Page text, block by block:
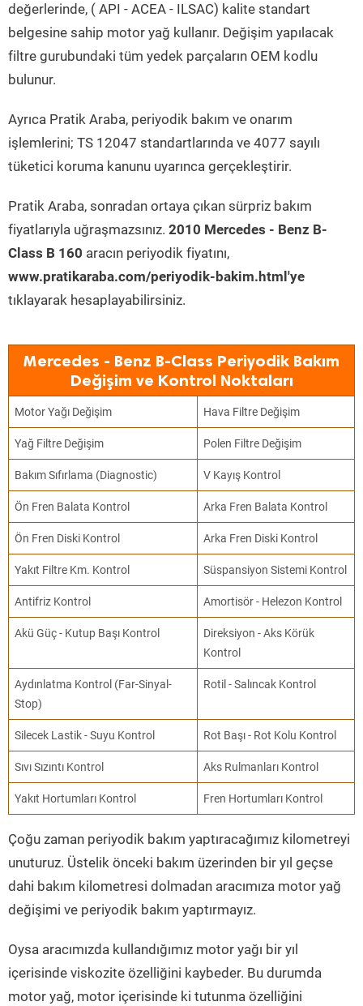
değerlerinde, ( API - ACEA - ILSAC) kalite standart
belgesine sahip motor yağ kullanır. Değişim yapılacak
filtre gurubundaki tüm yedek parçaların OEM kodlu
bulunur.
Ayrıca Pratik Araba, periyodik bakım ve onarım
işlemlerini; TS 12047 standartlarında ve 4077 sayılı
tüketici koruma kanunu uyarınca gerçekleştirir.
Pratik Araba, sonradan ortaya çıkan sürpriz bakım
fiyatlarıyla uğraşmazsınız. 2010 Mercedes - Benz B-
Class B 160 aracın periyodik fiyatını,
www.pratikaraba.com/periyodik-bakim.html'ye
tıklayarak hesaplayabilirsiniz.
Mercedes - Benz B-Class Periyodik Bakım
Değişim ve Kontrol Noktaları
Motor Yağı Değişim Hava Filtre Değişim
Yağ Filtre Değişim Polen Filtre Değişim
Bakım Sıfırlama (Diagnostic) V Kayış Kontrol
Ön Fren Balata Kontrol Arka Fren Balata Kontrol
Ön Fren Diski Kontrol Arka Fren Diski Kontrol
Yakıt Filtre Km. Kontrol Süspansiyon Sistemi Kontrol
Antifriz Kontrol Amortisör - Helezon Kontrol
Akü Güç - Kutup Başı Kontrol
Direksiyon - Aks Körük
Kontrol
Aydınlatma Kontrol (Far-Sinyal-
Stop)
Rotil - Salıncak Kontrol
Silecek Lastik - Suyu Kontrol Rot Başı - Rot Kolu Kontrol
Sıvı Sızıntı Kontrol Aks Rulmanları Kontrol
Yakıt Hortumları Kontrol Fren Hortumları Kontrol
Çoğu zaman periyodik bakım yaptıracağımız kilometreyi
unuturuz. Üstelik önceki bakım üzerinden bir yıl geçse
dahi bakım kilometresi dolmadan aracımıza motor yağ
değişimi ve periyodik bakım yaptırmayız.
Oysa aracımızda kullandığımız motor yağı bir yıl
içerisinde viskozite özelliğini kaybeder. Bu durumda
motor yağ, motor içerisinde ki tutunma özelliğini